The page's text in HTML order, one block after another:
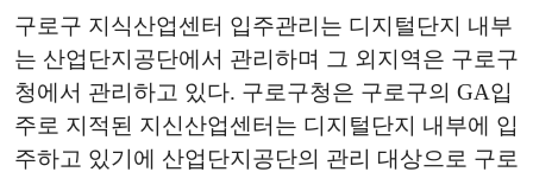
구로구 지식산업센터 입주관리는 디지털단지 내부
는 산업단지공단에서 관리하며 그 외지역은 구로구
청에서 관리하고 있다. 구로구청은 구로구의 GA입
주로 지적된 지신산업센터는 디지털단지 내부에 입
주하고 있기에 산업단지공단의 관리 대상으로 구로